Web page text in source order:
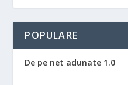
POPULARE
De pe net adunate 1.0